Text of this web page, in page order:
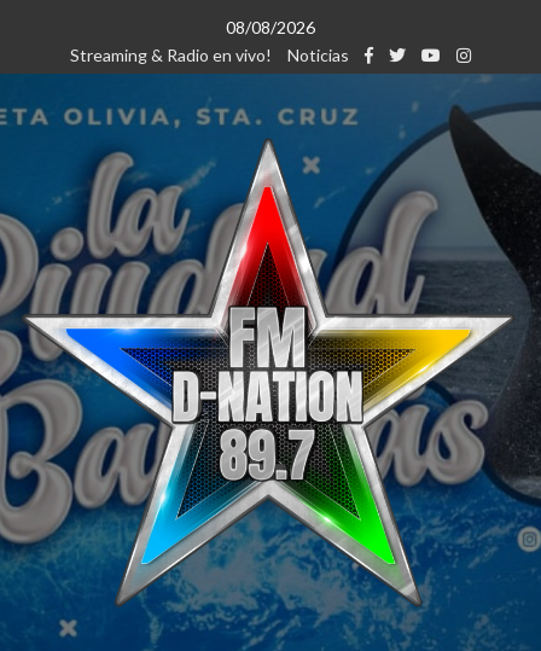
contenido
08/08/2026
Streaming & Radio en vivo!
Noticias